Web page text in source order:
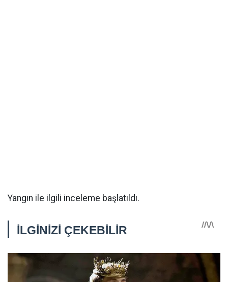
Yangın ile ilgili inceleme başlatıldı.